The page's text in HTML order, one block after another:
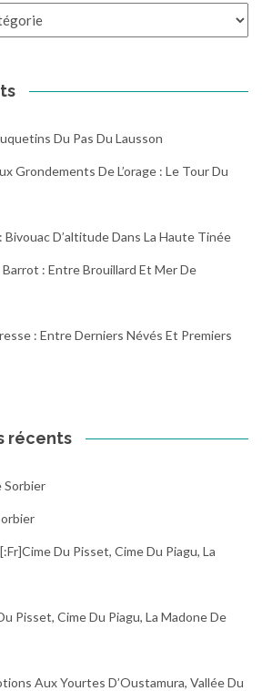
Du Pas Du Lausson
Grondements De L’orage : Le Tour Du
D’altitude Dans La Haute Tinée
: Entre Brouillard Et Mer De
: Entre Derniers Névés Et Premiers
récents
Sorbier
[:fr]Cime Du Pisset, Cime Du Piagu, La
Pisset, Cime Du Piagu, La Madone De
Aux Yourtes D’Oustamura, Vallée Du